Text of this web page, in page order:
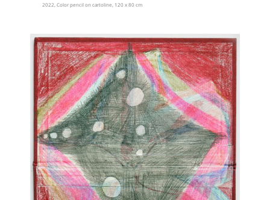
2022, Color pencil on cartoline, 120 x 80 cm